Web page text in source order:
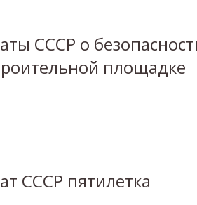
СССР о
площадке
СССР пятилетка